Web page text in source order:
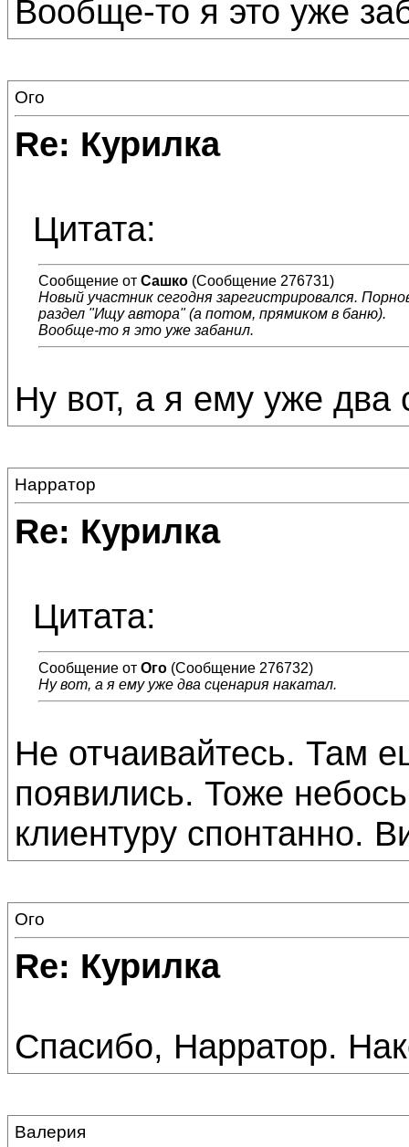
Вообще-то я это уже
Ого
Re: Курилка
Цитата:
Сообщение от Сашко (Сообщение 276731)
Новый участник сегодня зарегистрировался.
раздел "Ищу автора" (а потом, прямиком в баню).
Вообще-то я это уже забанил.
Ну вот, а я ему уже два
Нарратор
Re: Курилка
Цитата:
Сообщение от Ого (Сообщение 276732)
Ну вот, а я ему уже два сценария накатал.
Не отчаивайтесь. Там
появились. Тоже
клиентуру спонтанно.
Ого
Re: Курилка
Спасибо, Нарратор.
Валерия